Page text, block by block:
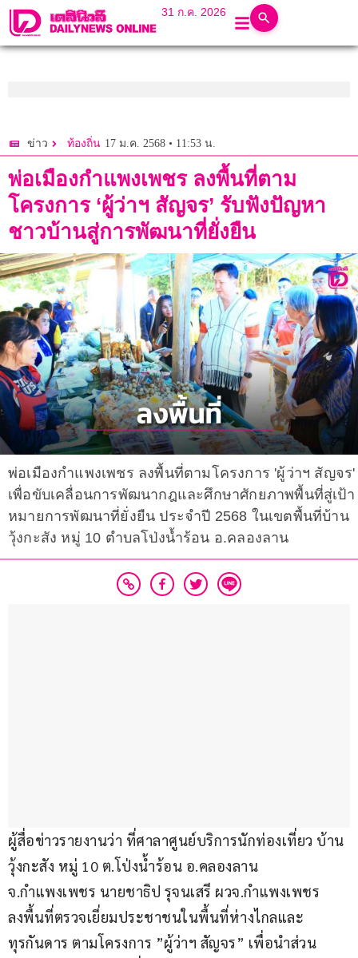
31 ก.ค. 2026
ข่าว ท้องถิ่น 17 ม.ค. 2568 • 11:53 น.
พ่อเมืองกำแพงเพชร ลงพื้นที่ตาม
โครงการ ‘ผู้ว่าฯ สัญจร’ รับฟังปัญหา
ชาวบ้านสู่การพัฒนาที่ยั่งยืน
พ่อเมืองกำแพงเพชร ลงพื้นที่ตามโครงการ 'ผู้ว่าฯ สัญจร'
เพื่อขับเคลื่อนการพัฒนากฎและศึกษาศักยภาพพื้นที่สู่เป้า
หมายการพัฒนาที่ยั่งยืน ประจำปี 2568 ในเขตพื้นที่บ้าน
วุ้งกะสัง หมู่ 10 ตำบลโป่งน้ำร้อน อ.คลองลาน
ผู้สื่อข่าวรายงานว่า ที่ศาลาศูนย์บริการนักท่องเที่ยว บ้าน
วุ้งกะสัง หมู่ 10 ต.โป่งน้ำร้อน อ.คลองลาน
จ.กำแพงเพชร นายชาธิป รุจนเสรี ผวจ.กำแพงเพชร
ลงพื้นที่ตรวจเยี่ยมประชาชนในพื้นที่ห่างไกลและ
ทุรกันดาร ตามโครงการ ”ผู้ว่าฯ สัญจร” เพื่อนำส่วน